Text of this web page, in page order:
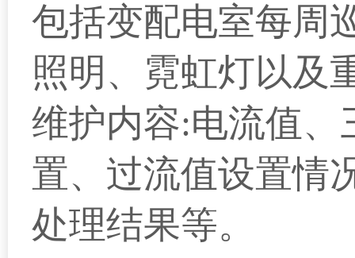
包括变配电室每周
照明、霓虹灯以及
维护内容:电流值
置、过流值设置情
处理结果等。